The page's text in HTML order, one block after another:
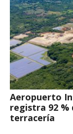
Aeropuerto
registra 92 %
terracería